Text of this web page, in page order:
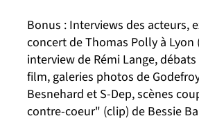
Bonus : Interviews des acteurs,
concert de Thomas Polly à Lyon
interview de Rémi Lange,
film, galeries photos de
Besnehard et S-Dep, scènes
contre-coeur" (clip) de Bessie